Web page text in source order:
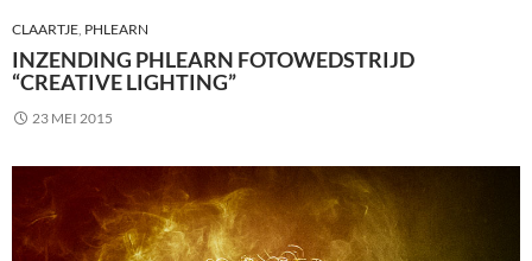
CLAARTJE, PHLEARN
INZENDING PHLEARN FOTOWEDSTRIJD
“CREATIVE LIGHTING”
23 MEI 2015